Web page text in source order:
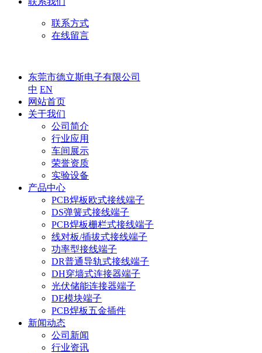
联系方式
在线留言
东莞市德立斯电子有限公司
中 EN
网站首页
关于我们
公司简介
行业应用
车间展示
荣誉资质
实验设备
产品中心
PCB焊板欧式接线端子
DS弹簧式接线端子
PCB焊板栅栏式接线端子
线对板/插拔式接线端子
功率型接线端子
DR普通导轨式接线端子
DH穿墙式连接器端子
光伏储能连接器端子
DE模块端子
PCB焊板五金插件
新闻动态
公司新闻
行业资讯